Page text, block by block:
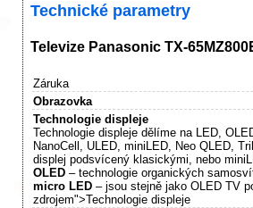
Technické parametry
Televize Panasonic TX-
Záruka
Obrazovka
Technologie displeje
Technologie displeje dělíme na LED,
NanoCell, ULED, miniLED, Neo QLED,
displej podsvícený klasickými, nebo
OLED – technologie organických
micro LED – jsou stejně jako OLED TV
zdrojem">Technologie displeje